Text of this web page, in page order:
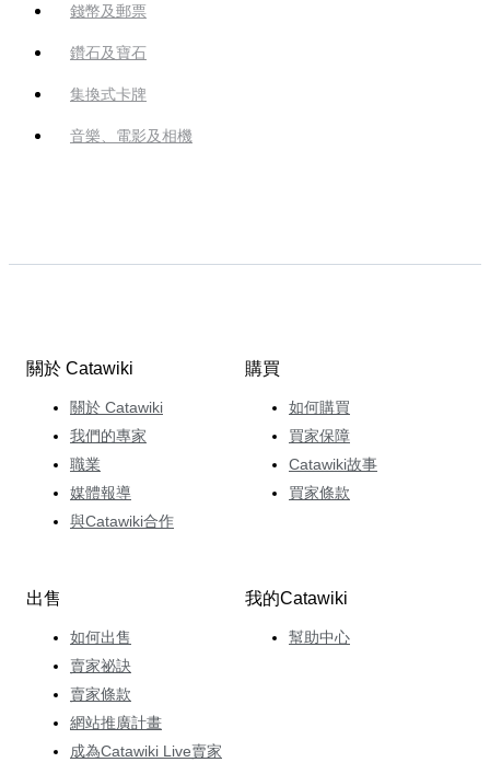
錢幣及郵票
鑽石及寶石
集換式卡牌
音樂、電影及相機
關於 Catawiki
關於 Catawiki
我們的專家
職業
媒體報導
與Catawiki合作
購買
如何購買
買家保障
Catawiki故事
買家條款
出售
如何出售
賣家祕訣
賣家條款
網站推廣計畫
成為Catawiki Live賣家
我的Catawiki
幫助中心